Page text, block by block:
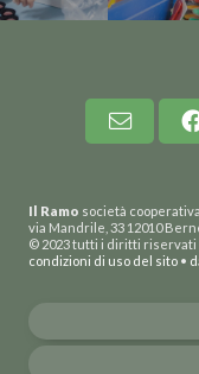
Il Ramo società
via Mandrile, 33 12010
© 2023 tutti i diritti riservati |
condizioni di uso del sito •